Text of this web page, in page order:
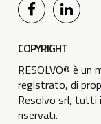
COPYRIGHT
RESOLVO® è un
registrato, di
Resolvo srl, tutti
riservati.